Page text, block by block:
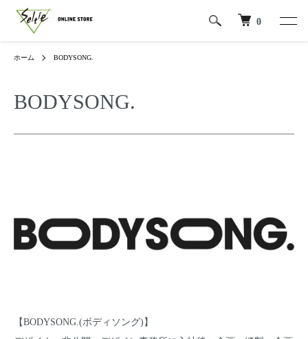
0
ホーム BODYSONG.
BODYSONG.
【BODYSONG.(ボディソング)】